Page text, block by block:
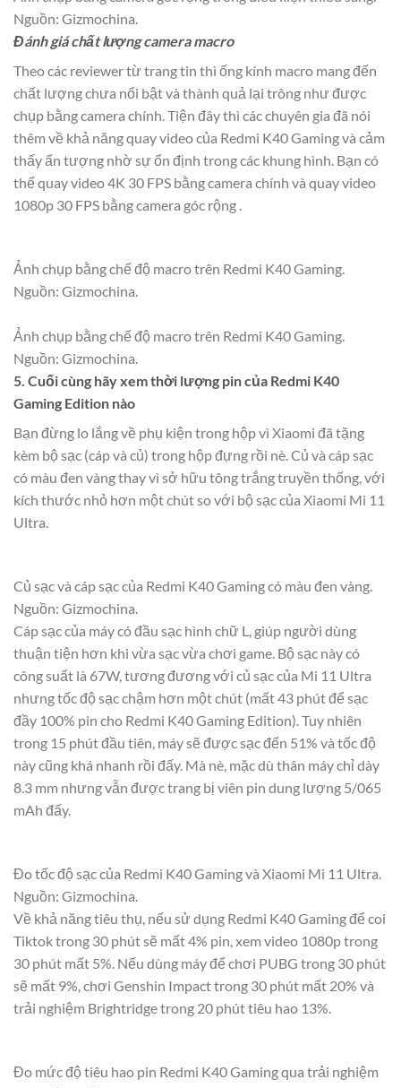
Nguồn: Gizmochina.
Đánh giá chất lượng camera macro
Theo các reviewer từ trang tin thì ống kính macro mang đến
chất lượng chưa nổi bật và thành quả lại trông như được
chụp bằng camera chính. Tiện đây thì các chuyên gia đã nói
thêm về khả năng quay video của Redmi K40 Gaming và cảm
thấy ấn tượng nhờ sự ổn định trong các khung hình. Bạn có
thể quay video 4K 30 FPS bằng camera chính và quay video
1080p 30 FPS bằng camera góc rộng .
Ảnh chụp bằng chế độ macro trên Redmi K40 Gaming.
Nguồn: Gizmochina.
Ảnh chụp bằng chế độ macro trên Redmi K40 Gaming.
Nguồn: Gizmochina.
5. Cuối cùng hãy xem thời lượng pin của Redmi K40
Gaming Edition nào
Bạn đừng lo lắng về phụ kiện trong hộp vì Xiaomi đã tặng
kèm bộ sạc (cáp và củ) trong hộp đựng rồi nè. Củ và cáp sạc
có màu đen vàng thay vì sở hữu tông trắng truyền thống, với
kích thước nhỏ hơn một chút so với bộ sạc của Xiaomi Mi 11
Ultra.
Củ sạc và cáp sạc của Redmi K40 Gaming có màu đen vàng.
Nguồn: Gizmochina.
Cáp sạc của máy có đầu sạc hình chữ L, giúp người dùng
thuận tiện hơn khi vừa sạc vừa chơi game. Bộ sạc này có
công suất là 67W, tương đương với củ sạc của Mi 11 Ultra
nhưng tốc độ sạc chậm hơn một chút (mất 43 phút để sạc
đầy 100% pin cho Redmi K40 Gaming Edition). Tuy nhiên
trong 15 phút đầu tiên, máy sẽ được sạc đến 51% và tốc độ
này cũng khá nhanh rồi đấy. Mà nè, mặc dù thân máy chỉ dày
8.3 mm nhưng vẫn được trang bị viên pin dung lượng 5/065
mAh đấy.
Đo tốc độ sạc của Redmi K40 Gaming và Xiaomi Mi 11 Ultra.
Nguồn: Gizmochina.
Về khả năng tiêu thụ, nếu sử dụng Redmi K40 Gaming để coi
Tiktok trong 30 phút sẽ mất 4% pin, xem video 1080p trong
30 phút mất 5%. Nếu dùng máy để chơi PUBG trong 30 phút
sẽ mất 9%, chơi Genshin Impact trong 30 phút mất 20% và
trải nghiệm Brightridge trong 20 phút tiêu hao 13%.
Đo mức độ tiêu hao pin Redmi K40 Gaming qua trải nghiệm